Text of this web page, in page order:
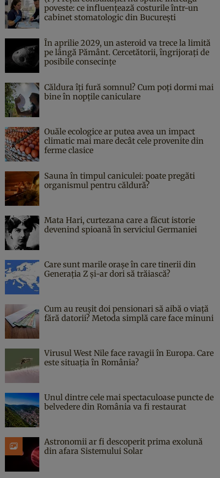
poveste: ce influențează costurile într-un
cabinet stomatologic din București
În aprilie 2029, un asteroid va trece la limită
pe lângă Pământ. Cercetătorii, îngrijorați de
posibile consecințe
Căldura îți fură somnul? Cum poți dormi mai
bine în nopțile caniculare
Ouăle ecologice ar putea avea un impact
climatic mai mare decât cele provenite din
ferme clasice
Sauna în timpul caniculei: poate pregăti
organismul pentru căldură?
Mata Hari, curtezana care a făcut istorie
devenind spioană în serviciul Germaniei
Care sunt marile orașe în care tinerii din
Generația Z și-ar dori să trăiască?
Cum au reușit doi pensionari să aibă o viață
fără datorii? Metoda simplă care face minuni
Virusul West Nile face ravagii în Europa. Care
este situația în România?
Unul dintre cele mai spectaculoase puncte de
belvedere din România va fi restaurat
Astronomii ar fi descoperit prima exolună
din afara Sistemului Solar